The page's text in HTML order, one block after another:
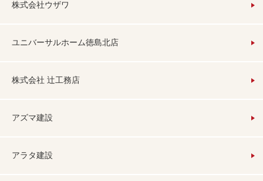
株式会社ウザワ
ユニバーサルホーム徳島北店
株式会社 辻工務店
アズマ建設
アラタ建設